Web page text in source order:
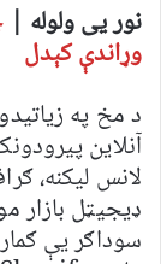
نور یی ولوله |
وړاندې کېدل
د مخ په
آنلاین
لانس لیکنه،
ډیجیټل بازار
سوداګر یې